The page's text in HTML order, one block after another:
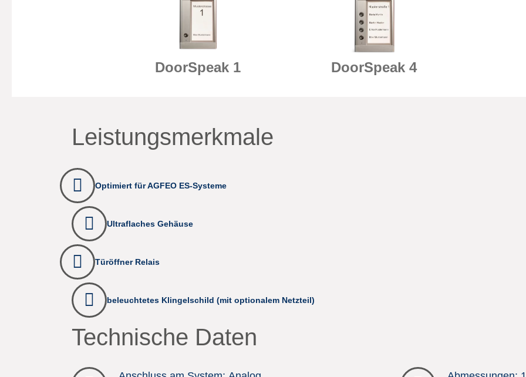
DoorSpeak 1 DoorSpeak 4
Leistungsmerkmale
Optimiert für AGFEO ES-Systeme
Ultraflaches Gehäuse
Türöffner Relais
beleuchtetes Klingelschild (mit optionalem Netzteil)
Technische Daten